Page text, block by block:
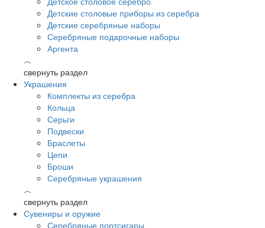
Детские столовые приборы из серебра
Детские серебряные наборы
Серебряные подарочные наборы
Аргента
︿
свернуть раздел
Украшения
Комплекты из серебра
Кольца
Серьги
Подвески
Браслеты
Цепи
Броши
Серебряные украшения
︿
свернуть раздел
Сувениры и оружие
Серебряные портсигары